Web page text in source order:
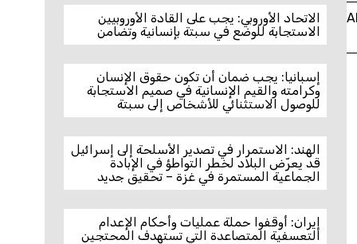
الاتحاد الأوروبي: يجب على القادة الأوروبيين
الاستجابة للوضع في سبتة بإنسانية وتضامن
إسبانيا: يجب ضمان أن تكون حقوق الإنسان
وكرامته والقيم الإنسانية في صميم الاستجابة
للوصول الاستثنائي للأشخاص إلى سبتة
الهند: الاستمرار في تصدير الأسلحة إلى إسرائيل
قد يعرّض البلاد لخطر التواطؤ في الإبادة
الجماعية المستمرة في غزة – تحقيق جديد
إيران: أوقفوا حملة عمليات وأحكام الإعدام
التعسفية المتصاعدة التي تستهدف المحتجين